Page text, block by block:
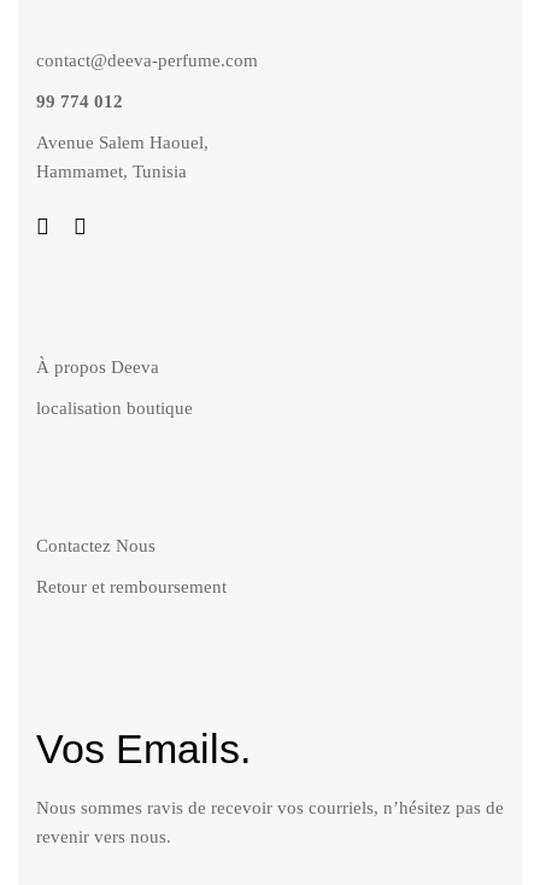
contact@deeva-perfume.com
99 774 012
Avenue Salem Haouel,
Hammamet, Tunisia
À propos Deeva
localisation boutique
Contactez Nous
Retour et remboursement
Vos Emails.
Nous sommes ravis de recevoir vos courriels, n’hésitez pas de
revenir vers nous.